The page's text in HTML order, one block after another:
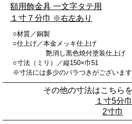
額用飾金具 一文字タテ用
１寸７分巾 ※右左あり
○材質／銅製
○仕上げ／本金メッキ仕上げ
艶消し黒色焼付塗装仕上げ
○寸法（ミリ）／縦150×巾51
※寸法には多少のバラつきがございます
その他の寸法はこちら
１寸5分巾
2寸巾